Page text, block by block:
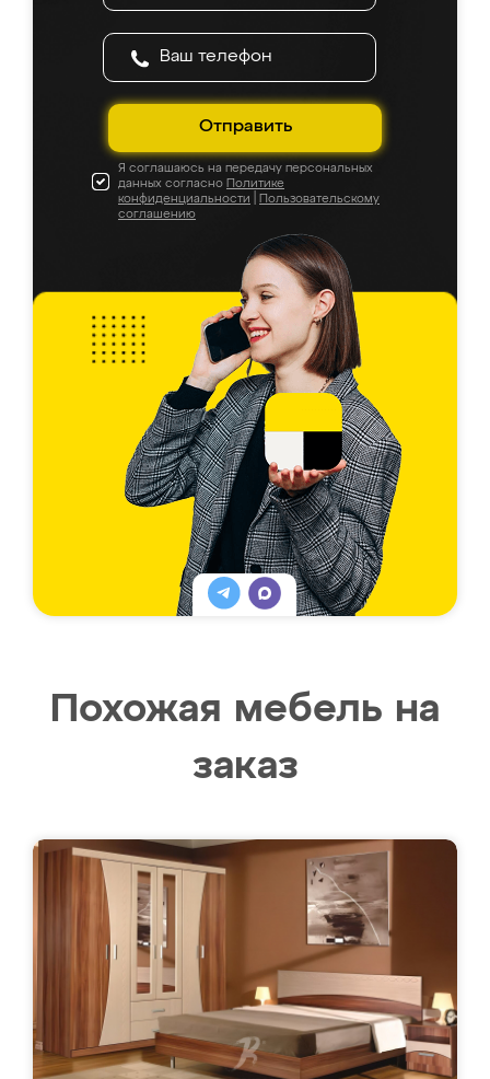
Отправить
Я соглашаюсь на передачу персональных
данных согласно Политике
конфиденциальности
Пользовательскому
соглашению
Похожая мебель на
заказ